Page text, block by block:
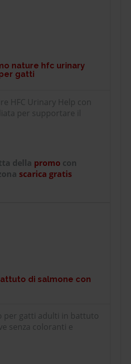
nature hfc urinary
gatti
HFC Urinary Help con
per supportare il
della promo con
scarica gratis
di salmone con
per gatti adulti in battuto
senza coloranti e